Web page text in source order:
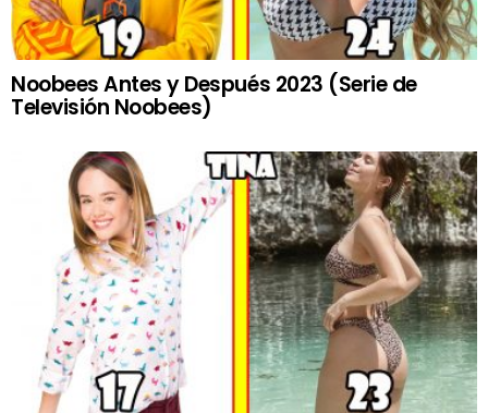
Noobees Antes y Después 2023 (Serie de
Televisión Noobees)